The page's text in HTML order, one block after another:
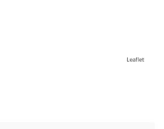
Leaflet